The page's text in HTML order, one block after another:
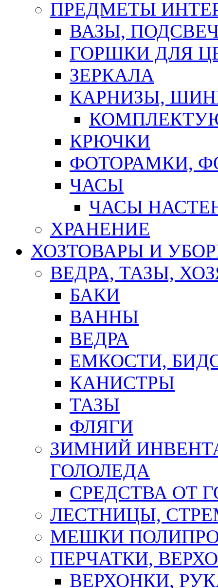
ПРЕДМЕТЫ
ВАЗЫ,
ГОРШКИ ДЛЯ
ЗЕРКАЛА
КАРНИЗЫ,
КРЮЧКИ
ФОТОРАМКИ,
ЧАСЫ
ЧАСЫ
ХРАНЕНИЕ
ХОЗТОВАРЫ И
ВЕДРА, ТАЗЫ,
БАКИ
ВАННЫ
ВЕДРА
ЕМКОСТИ,
КАНИСТРЫ
ТАЗЫ
ФЛЯГИ
ЗИМНИЙ
ГОЛОЛЕДА
СРЕДСТВА ОТ
ЛЕСТНИЦЫ,
МЕШКИ
ПЕРЧАТКИ,
ВЕРХОНКИ,